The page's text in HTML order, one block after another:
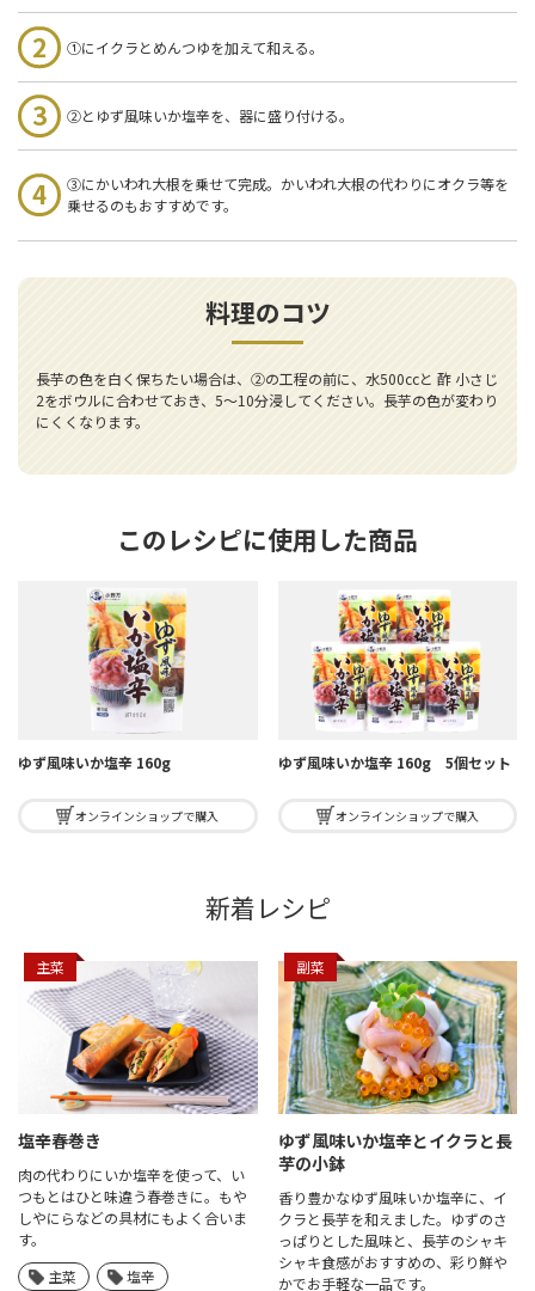
①にイクラとめんつゆを加えて和える。
②とゆず風味いか塩辛を、器に盛り付ける。
③にかいわれ大根を乗せて完成。かいわれ大根の代わりにオクラ等を
乗せるのもおすすめです。
料理のコツ
長芋の色を白く保ちたい場合は、②の工程の前に、水500ccと 酢 小さじ
2をボウルに合わせておき、5～10分浸してください。長芋の色が変わり
にくくなります。
このレシピに使用した商品
ゆず風味いか塩辛 160g
オンラインショップで購入
ゆず風味いか塩辛 160g 5個セット
オンラインショップで購入
新着レシピ
主菜
塩辛春巻き
肉の代わりにいか塩辛を使って、い
つもとはひと味違う春巻きに。もや
しやにらなどの具材にもよく合いま
す。
主菜
塩辛
副菜
ゆず風味いか塩辛とイクラと長
芋の小鉢
香り豊かなゆず風味いか塩辛に、イ
クラと長芋を和えました。ゆずのさ
っぱりとした風味と、長芋のシャキ
シャキ食感がおすすめの、彩り鮮や
かでお手軽な一品です。